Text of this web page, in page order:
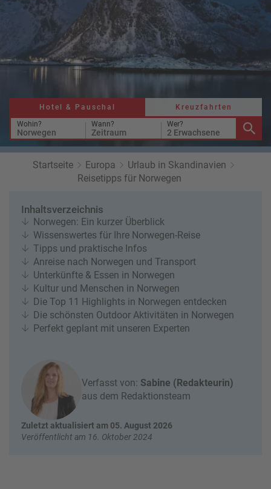
e
s
M
o
n
at
i
s
e
e
rt
e
n
o
n
t
o
u
r
s
e
e
P
e
u
z
a
h
n
b
u
c
h
e
r
st
M
in
ut
e
u
b
W
or
ld
of
B
e
s
Hotel & Pauschal
Kreuzfahrten
Wohin?
Norwegen
Wann?
Zeitraum
Wer?
2 Erwachsene
Startseite Europa
Urlaub in Skandinavien
Reisetipps für Norwegen
Inhaltsverzeichnis
Norwegen: Ein kurzer Überblick
Wissenswertes für Ihre Norwegen-Reise
Tipps und praktische Infos
Anreise nach Norwegen und Transport
Unterkünfte & Essen in Norwegen
Kultur und Menschen in Norwegen
Die Top 11 Highlights in Norwegen entdecken
Die schönsten Outdoor Aktivitäten in Norwegen
Perfekt geplant mit unseren Experten
Verfasst von: Sabine (Redakteurin)
aus dem Redaktionsteam
Zuletzt aktualisiert am 05. August 2026
Veröffentlicht am 16. Oktober 2024